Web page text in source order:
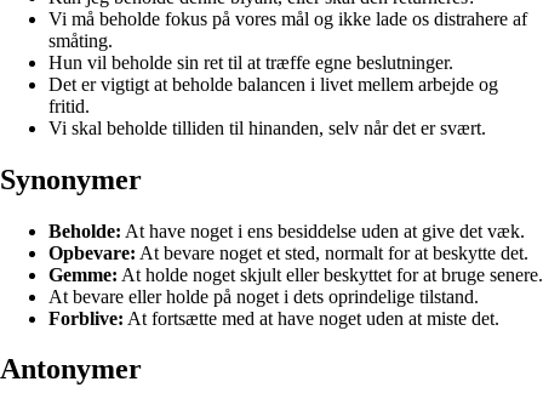
Vi må beholde fokus på vores mål og ikke lade os distrahere af
småting.
Hun vil beholde sin ret til at træffe egne beslutninger.
Det er vigtigt at beholde balancen i livet mellem arbejde og
fritid.
Vi skal beholde tilliden til hinanden, selv når det er svært.
Synonymer
Beholde: At have noget i ens besiddelse uden at give det væk.
Opbevare: At bevare noget et sted, normalt for at beskytte det.
Gemme: At holde noget skjult eller beskyttet for at bruge senere.
At bevare eller holde på noget i dets oprindelige tilstand.
Forblive: At fortsætte med at have noget uden at miste det.
Antonymer